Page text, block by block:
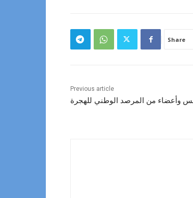
Share
Previous article
وأعضاء من المرصد الوطني للهجرة